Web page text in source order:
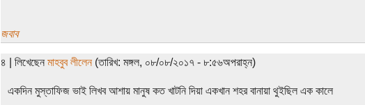
জবাব
৪ | লিখেছেন মাহবুব লীলেন(তারিখ: মঙ্গল, ০৮/০৮/২০১৭ - ৮:৫৬অপরাহ্ন)
একদিন মুস্তাফিজ ভাই লিখব আশায় মানুষ কত খাটনি দিয়া একখান শহর বানায়া থুইছিল এক কালে